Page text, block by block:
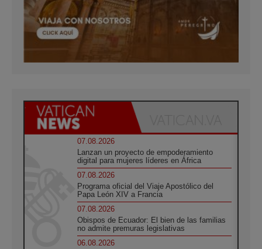
07.08.2026
Lanzan un proyecto de empoderamiento
digital para mujeres líderes en África
07.08.2026
Programa oficial del Viaje Apostólico del
Papa León XIV a Francia
07.08.2026
Obispos de Ecuador: El bien de las familias
no admite premuras legislativas
06.08.2026